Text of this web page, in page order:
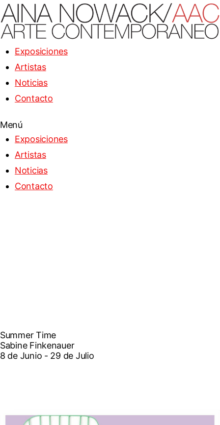
Exposiciones
Artistas
Noticias
Contacto
Menú
Exposiciones
Artistas
Noticias
Contacto
Summer Time
Sabine Finkenauer
8 de Junio - 29 de Julio